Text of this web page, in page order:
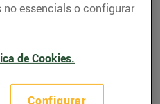
tradició
essencials o configurar
de Cookies.
Configurar